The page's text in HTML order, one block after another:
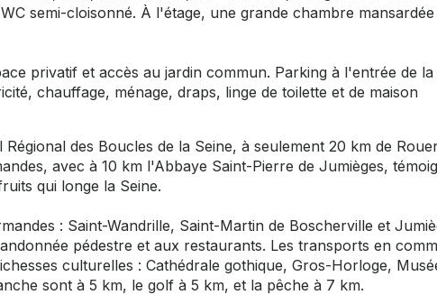
semi-cloisonné. À l'étage, une grande chambre
privatif et accès au jardin commun. Parking à l'entrée de la
chauffage, ménage, draps, linge de toilette et de maison
des Boucles de la Seine, à seulement 20 km de
avec à 10 km l'Abbaye Saint-Pierre de Jumièges,
qui longe la Seine.
: Saint-Wandrille, Saint-Martin de Boscherville et
pédestre et aux restaurants. Les transports en
culturelles : Cathédrale gothique, Gros-Horloge,
sont à 5 km, le golf à 5 km, et la pêche à 7 km.